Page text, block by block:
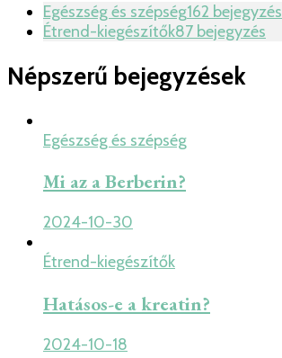
Egészség és szépség162 bejegyzés
Étrend-kiegészítők87 bejegyzés
Népszerű bejegyzések
Egészség és szépség
Mi az a Berberin?
2024-10-30
Étrend-kiegészítők
Hatásos-e a kreatin?
2024-10-18